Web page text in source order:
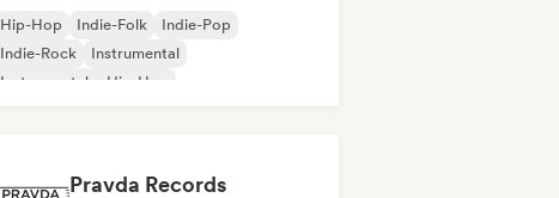
Hip-Hop Indie-Folk
Indie-Pop
Indie-Rock
Instrumental
Instrumentaler Hip-Hop
Pravda Records